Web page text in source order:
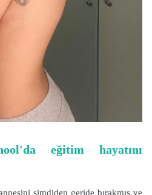
eğitim hayatını
şimdiden geride bırakmış ve